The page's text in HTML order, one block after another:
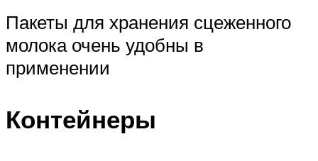
Пакеты для хранения сцеженного
молока очень удобны в
применении
Контейнеры